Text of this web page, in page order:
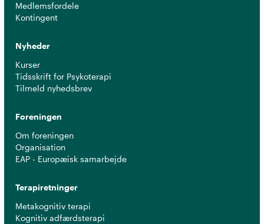
Medlemsfordele
Kontingent
Nyheder
Kurser
Tidsskrift for Psykoterapi
Tilmeld nyhedsbrev
Foreningen
Om foreningen
Organisation
EAP - Europæisk samarbejde
Terapiretninger
Metakognitiv terapi
Kognitiv adfærdsterapi